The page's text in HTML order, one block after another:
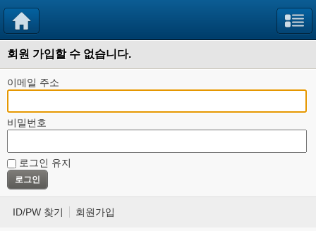
회원 가입할 수 없습니다.
이메일 주소
비밀번호
로그인 유지
ID/PW 찾기 회원가입